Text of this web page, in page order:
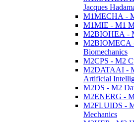
Jacques
M1MECHA -
M1MIE - M1
M2BIOHEA -
M2BIOMECA
Biomechanics
M2CPS - M2
M2DATAAI -
Artificial
M2DS - M2
M2ENERG -
M2FLUIDS -
Mechanics